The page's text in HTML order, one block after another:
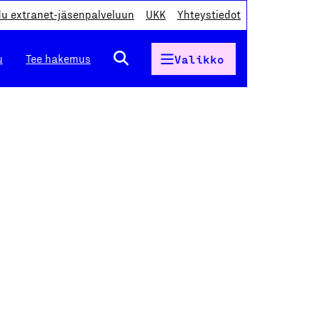
extranet-jäsenpalveluun UKK Yhteystiedot
Tee hakemus Valikko